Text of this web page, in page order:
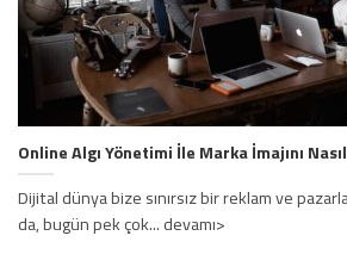
Online Algı Yönetimi İle Marka İmajını
Dijital dünya bize sınırsız bir reklam ve
da, bugün pek çok... devamı>